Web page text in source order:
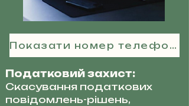
Показати номер телефону
Податковий захист:
Скасування податкових
повідомлень-рішень,